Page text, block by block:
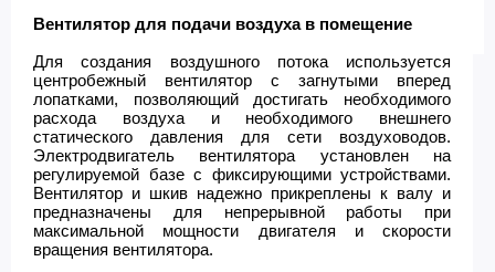
Вентилятор для подачи воздуха в помещение
Для создания воздушного потока используется
центробежный вентилятор с загнутыми вперед
лопатками, позволяющий достигать необходимого
расхода воздуха и необходимого внешнего
статического давления для сети воздуховодов.
Электродвигатель вентилятора установлен на
регулируемой базе с фиксирующими устройствами.
Вентилятор и шкив надежно прикреплены к валу и
предназначены для непрерывной работы при
максимальной мощности двигателя и скорости
вращения вентилятора.